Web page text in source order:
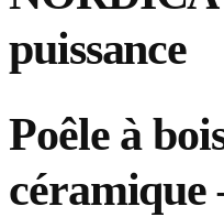
puissance
Poêle à
céramique